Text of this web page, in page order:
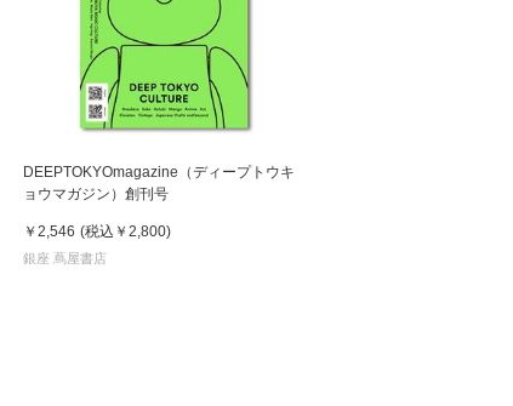
DEEPTOKYOmagazine（ディープトウキ
ョウマガジン）創刊号
￥2,546 (税込 ￥2,800)
銀座 蔦屋書店